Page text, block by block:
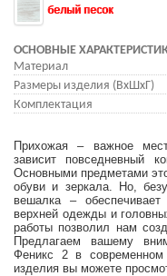
белый песок
ОСНОВНЫЕ
Материал
Размеры изделия (ВхШхГ)
Комплектация
Прихожая – важное
зависит повседневный
Основными предметами
обуви и зеркала.
Но,
вешалка – обеспечивает
верхней одежды и
работы позволил нам
Предлагаем вашему
Феникс 2 в современном
изделия вы можете